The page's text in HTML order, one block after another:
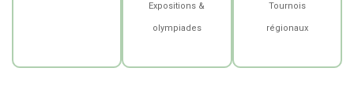
Expositions &
olympiades
Tournois
régionaux